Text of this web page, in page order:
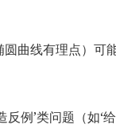
曲线有理点）可
例’类问题（如‘